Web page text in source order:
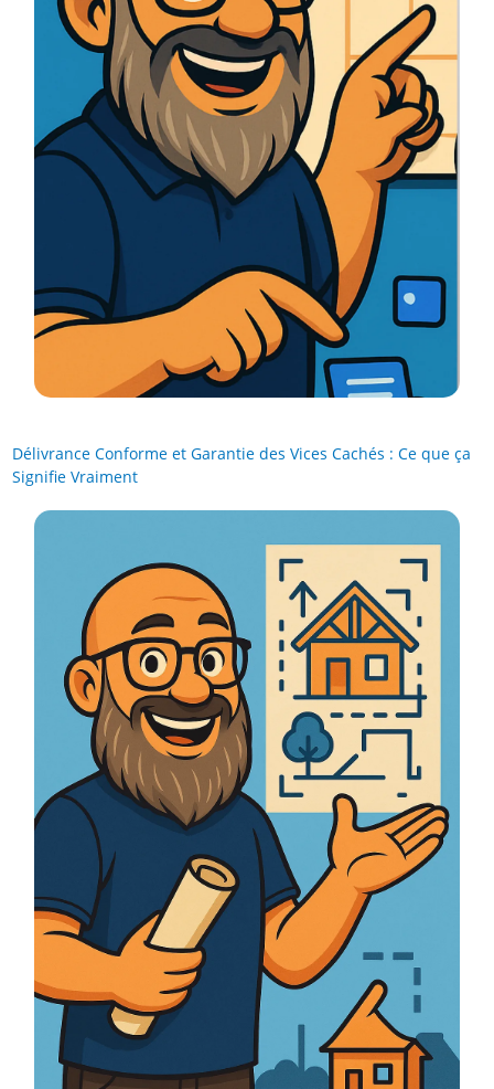
Délivrance Conforme et Garantie des Vices Cachés : Ce que ça
Signifie Vraiment